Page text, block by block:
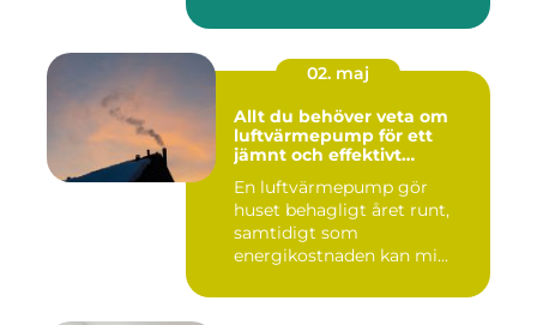
02. maj
Allt du behöver veta om
luftvärmepump för ett
jämnt och effektivt
En luftvärmepump gör
huset behagligt året runt,
samtidigt som
energikostnaden kan mi...